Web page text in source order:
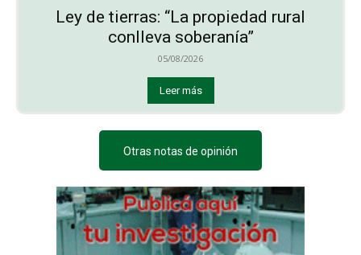
Ley de tierras: “La propiedad rural
conlleva soberanía”
05/08/2026
Leer más
Otras notas de opinión